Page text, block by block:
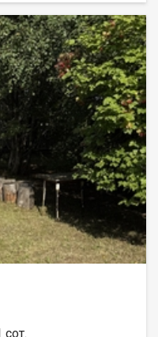
(жимолость,
под 2 машины. Место
Правление СНТ
свет есть всегда
Добраться можно